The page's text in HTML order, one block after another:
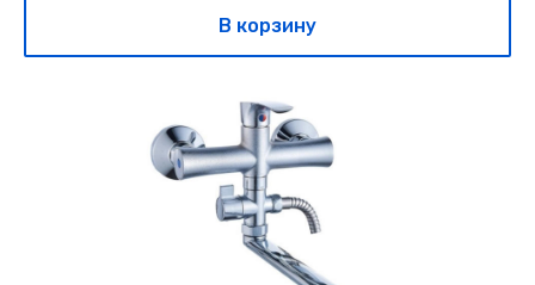
В корзину